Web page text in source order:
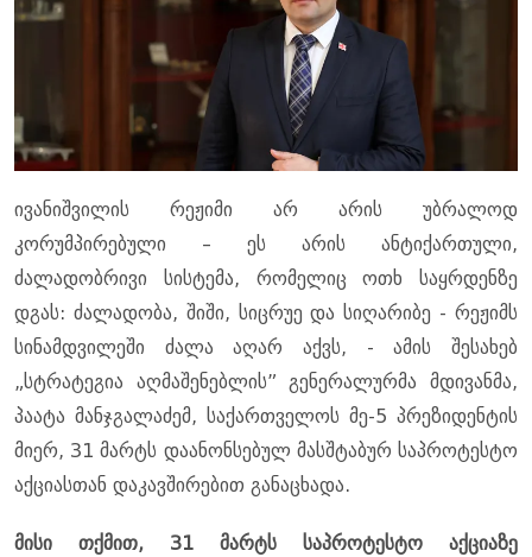
ივანიშვილის რეჟიმი არ არის უბრალოდ
კორუმპირებული – ეს არის ანტიქართული,
ძალადობრივი სისტემა, რომელიც ოთხ საყრდენზე
დგას: ძალადობა, შიში, სიცრუე და სიღარიბე - რეჟიმს
სინამდვილეში ძალა აღარ აქვს, - ამის შესახებ
„სტრატეგია აღმაშენებლის” გენერალურმა მდივანმა,
პაატა მანჯგალაძემ, საქართველოს მე-5 პრეზიდენტის
მიერ, 31 მარტს დაანონსებულ მასშტაბურ საპროტესტო
აქციასთან დაკავშირებით განაცხადა.
მისი თქმით, 31 მარტს საპროტესტო აქციაზე